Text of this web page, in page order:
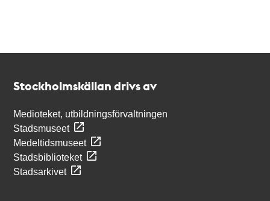
Stockholmskällan drivs av
Medioteket, utbildningsförvaltningen
Stadsmuseet
Medeltidsmuseet
Stadsbiblioteket
Stadsarkivet